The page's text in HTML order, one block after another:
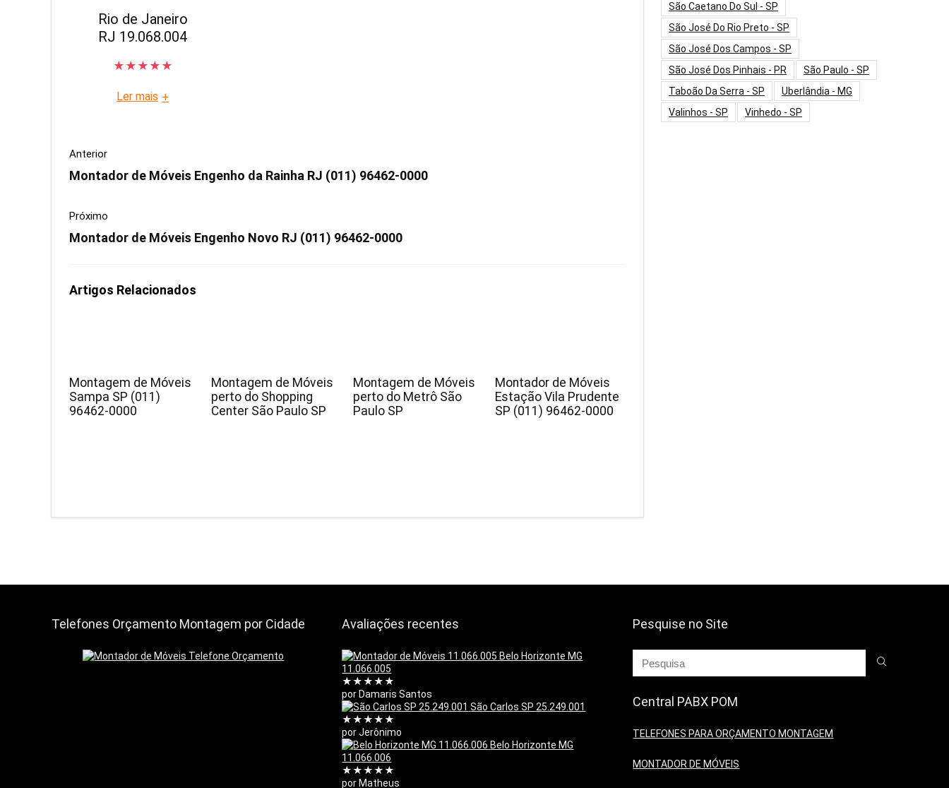
Rio de Janeiro
RJ 19.068.004
★ ★ ★ ★ ★
Ler mais +
Anterior
Montador de Móveis Engenho da Rainha RJ (011) 96462-0000
Próximo
Montador de Móveis Engenho Novo RJ (011) 96462-0000
Artigos Relacionados
Montagem de Móveis
Sampa SP (011)
96462-0000
Montagem de Móveis
perto do Shopping
Center São Paulo SP
Montagem de Móveis
perto do Metrô São
Paulo SP
Montador de Móveis
Estação Vila Prudente
SP (011) 96462-0000
São Caetano Do Sul - SP
São José Do Rio Preto - SP
São José Dos Campos - SP
São José Dos Pinhais - PR
São Paulo - SP
Taboão Da Serra - SP
Uberlândia - MG
Valinhos - SP
Vinhedo - SP
Telefones Orçamento Montagem por Cidade Avaliações recentes
Belo Horizonte MG
11.066.005
★★★★★
por Damaris Santos
São Carlos SP 25.249.001
★★★★★
por Jerônimo
Belo Horizonte MG
11.066.006
★★★★★
por Matheus
Pesquise no Site
Central PABX POM
TELEFONES PARA ORÇAMENTO MONTAGEM
MONTADOR DE MÓVEIS